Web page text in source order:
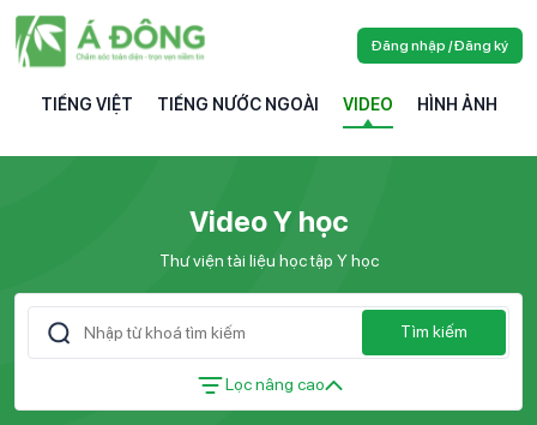
TIẾNG VIỆT TIẾNG NƯỚC NGOÀI VIDEO HÌNH ẢNH
Đăng nhập / Đăng ký
Video Y học
Thư viện tài liệu học tập Y học
Tìm kiếm
Lọc nâng cao